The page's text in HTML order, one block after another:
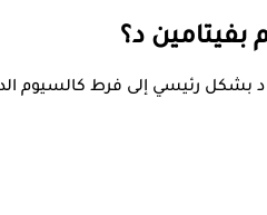
د؟
بشكل رئيسي إلى فرط كالسيوم